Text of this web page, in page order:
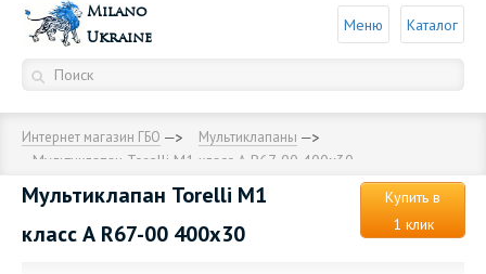
Milano
Ukraine
Меню Каталог
Интернет магазин ГБО Мультиклапаны
Мультиклапан Тоrelli М1 класс А R67-00 400х30
Мультиклапан Тоrelli М1
класс А R67-00 400х30
Купить в
1 клик